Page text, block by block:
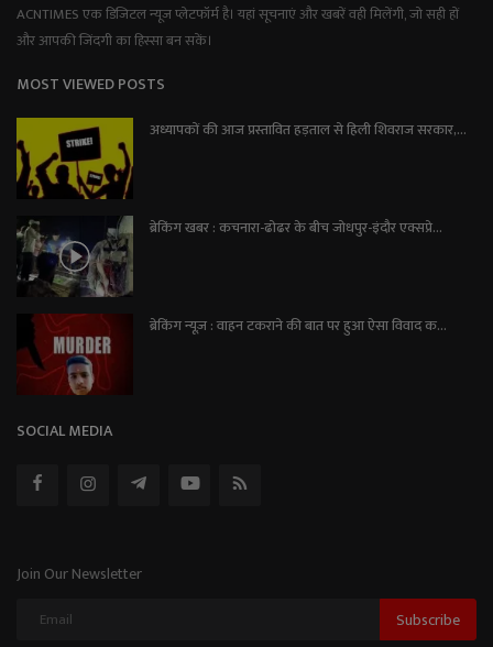
ACNTIMES एक डिजिटल न्यूज प्लेटफॉर्म है। यहां सूचनाएं और खबरें वही मिलेंगी, जो सही हों
और आपकी जिंदगी का हिस्सा बन सकें।
MOST VIEWED POSTS
अध्यापकों की आज प्रस्तावित हड़ताल से हिली शिवराज सरकार,...
ब्रेकिंग खबर : कचनारा-ढोढर के बीच जोधपुर-इंदौर एक्सप्रे...
ब्रेकिंग न्यूज़ : वाहन टकराने की बात पर हुआ ऐसा विवाद क...
SOCIAL MEDIA
Join Our Newsletter
Subscribe